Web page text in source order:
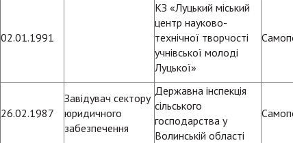
02.01.1991
КЗ «Луцький міський
центр науково-
технічної творчості
учнівської молоді
Луцької»
26.02.1987
Завідувач сектору
юридичного
забезпечення
Державна інспекція
сільського
господарства у
Волинській області